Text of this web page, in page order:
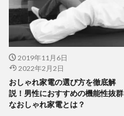
2019年11月6日
2022年2月2日
おしゃれ家電の選び方を徹底解
説！男性におすすめの機能性抜群
なおしゃれ家電とは？